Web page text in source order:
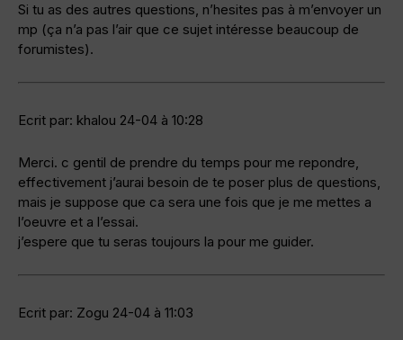
Si tu as des autres questions, n’hesites pas à m’envoyer un
mp (ça n’a pas l’air que ce sujet intéresse beaucoup de
forumistes).
Ecrit par: khalou 24-04 à 10:28
Merci. c gentil de prendre du temps pour me repondre,
effectivement j’aurai besoin de te poser plus de questions,
mais je suppose que ca sera une fois que je me mettes a
l’oeuvre et a l’essai.
j’espere que tu seras toujours la pour me guider.
Ecrit par: Zogu 24-04 à 11:03